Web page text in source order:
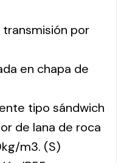
transmisión por
en chapa de
tipo sándwich
de lana de roca
m3. (S)